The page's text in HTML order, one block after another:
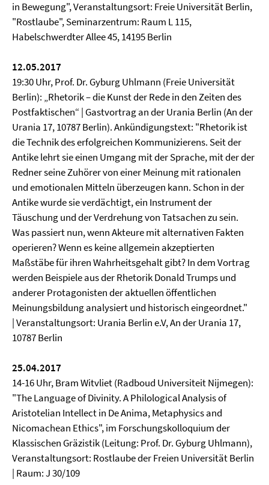
in Bewegung", Veranstaltungsort: Freie Universität Berlin,
"Rostlaube", Seminarzentrum: Raum L 115,
Habelschwerdter Allee 45, 14195 Berlin
12.05.2017
19:30 Uhr, Prof. Dr. Gyburg Uhlmann (Freie Universität
Berlin): „Rhetorik – die Kunst der Rede in den Zeiten des
Postfaktischen“ | Gastvortrag an der Urania Berlin (An der
Urania 17, 10787 Berlin). Ankündigungstext: "Rhetorik ist
die Technik des erfolgreichen Kommunizierens. Seit der
Antike lehrt sie einen Umgang mit der Sprache, mit der der
Redner seine Zuhörer von einer Meinung mit rationalen
und emotionalen Mitteln überzeugen kann. Schon in der
Antike wurde sie verdächtigt, ein Instrument der
Täuschung und der Verdrehung von Tatsachen zu sein.
Was passiert nun, wenn Akteure mit alternativen Fakten
operieren? Wenn es keine allgemein akzeptierten
Maßstäbe für ihren Wahrheitsgehalt gibt? In dem Vortrag
werden Beispiele aus der Rhetorik Donald Trumps und
anderer Protagonisten der aktuellen öffentlichen
Meinungsbildung analysiert und historisch eingeordnet."
| Veranstaltungsort: Urania Berlin e.V, An der Urania 17,
10787 Berlin
25.04.2017
14-16 Uhr, Bram Witvliet(Radboud Universiteit Nijmegen):
"The Language of Divinity. A Philological Analysis of
Aristotelian Intellect in De Anima, Metaphysics and
Nicomachean Ethics", im Forschungskolloquium der
Klassischen Gräzistik (Leitung: Prof. Dr. Gyburg Uhlmann),
Veranstaltungsort: Rostlaube der Freien Universität Berlin
| Raum: J 30/109